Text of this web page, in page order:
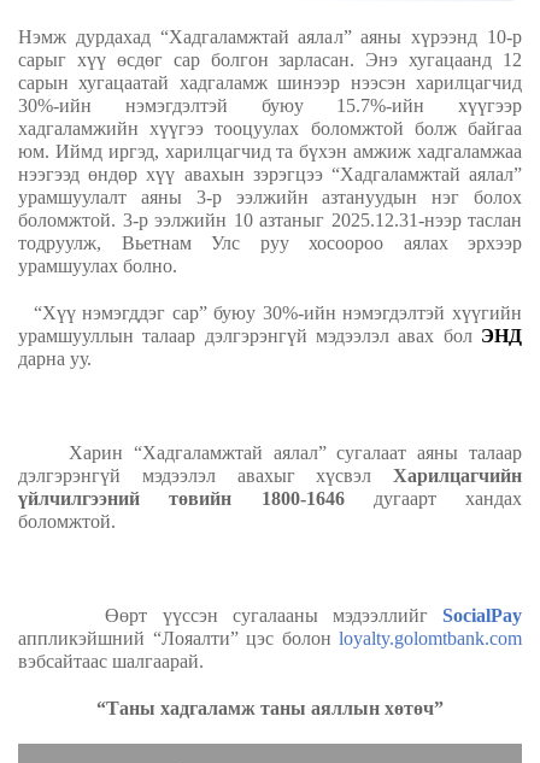
Нэмж дурдахад “Хадгаламжтай аялал” аяны хүрээнд 10-р
сарыг хүү өсдөг сар болгон зарласан. Энэ хугацаанд 12
сарын хугацаатай хадгаламж шинээр нээсэн харилцагчид
30%-ийн нэмэгдэлтэй буюу 15.7%-ийн хүүгээр
хадгаламжийн хүүгээ тооцуулах боломжтой болж байгаа
юм. Иймд иргэд, харилцагчид та бүхэн амжиж хадгаламжаа
нээгээд өндөр хүү авахын зэрэгцээ “Хадгаламжтай аялал”
урамшуулалт аяны 3-р ээлжийн азтануудын нэг болох
боломжтой. 3-р ээлжийн 10 азтаныг 2025.12.31-нээр таслан
тодруулж, Вьетнам Улс руу хосоороо аялах эрхээр
урамшуулах болно.
“Хүү нэмэгддэг сар” буюу 30%-ийн нэмэгдэлтэй хүүгийн
урамшууллын талаар дэлгэрэнгүй мэдээлэл авах бол ЭНД
дарна уу.
Харин “Хадгаламжтай аялал” сугалаат аяны талаар
дэлгэрэнгүй мэдээлэл авахыг хүсвэл Харилцагчийн
үйлчилгээний төвийн 1800-1646дугаарт хандах
боломжтой.
Өөрт үүссэн сугалааны мэдээллийгSocialPay
аппликэйшний “Лояалти” цэс болон loyalty.golomtbank.com
вэбсайтаас шалгаарай.
“Таны хадгаламж таны аяллын хөтөч”